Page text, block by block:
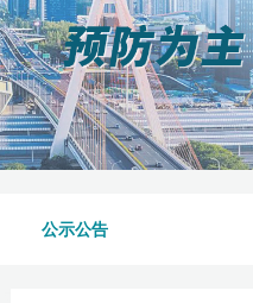
公示公告